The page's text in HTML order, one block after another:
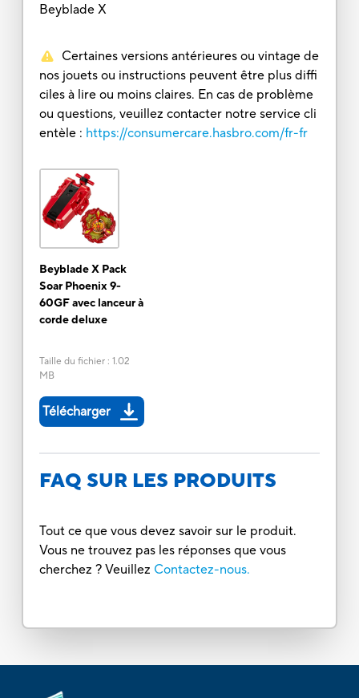
Beyblade X
Certaines versions antérieures ou vintage de
nos jouets ou instructions peuvent être plus diffi
ciles à lire ou moins claires. En cas de problème
ou questions, veuillez contacter notre service cli
entèle : https://consumercare.hasbro.com/fr-fr
Beyblade X Pack
Soar Phoenix 9-
60GF avec lanceur à
corde deluxe
Taille du fichier: 1.02
MB
Télécharger
FAQ SUR LES PRODUITS
Tout ce que vous devez savoir sur le produit.
Vous ne trouvez pas les réponses que vous
cherchez ? Veuillez Contactez-nous.